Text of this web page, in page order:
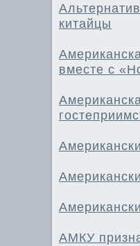
китайцы
вместе с
АМКУ